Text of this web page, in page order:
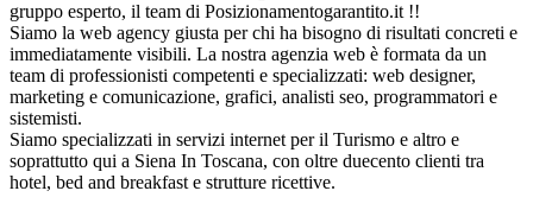
gruppo esperto, il team di Posizionamentogarantito.it !!
Siamo la web agency giusta per chi ha bisogno di risultati concreti e
immediatamente visibili. La nostra agenzia web è formata da un
team di professionisti competenti e specializzati: web designer,
marketing e comunicazione, grafici, analisti seo, programmatori e
sistemisti.
Siamo specializzati in servizi internet per il Turismo e altro e
soprattutto qui a Siena In Toscana, con oltre duecento clienti tra
hotel, bed and breakfast e strutture ricettive.